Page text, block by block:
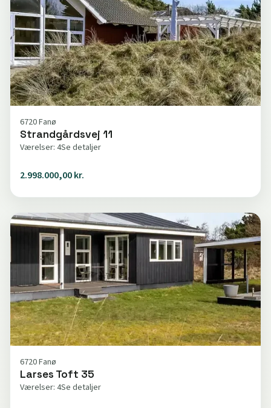
6720 Fanø
Strandgårdsvej 11
Værelser: 4Se detaljer
2.998.000,00 kr.
6720 Fanø
Larses Toft 35
Værelser: 4Se detaljer